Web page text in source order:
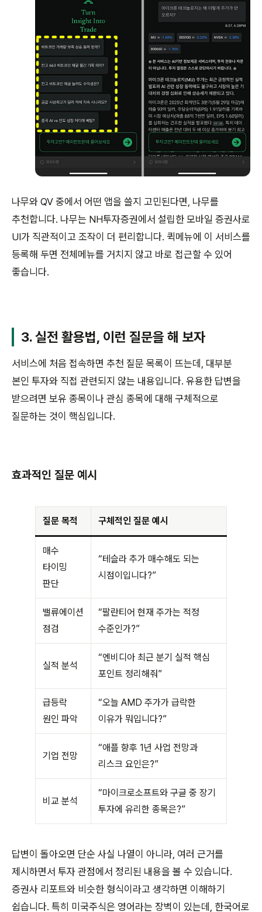
나무와 QV 중에서 어떤 앱을 쓸지 고민된다면, 나무를
추천합니다. 나무는 NH투자증권에서 설립한 모바일 증권사로
UI가 직관적이고 조작이 더 편리합니다. 퀵메뉴에 이 서비스를
등록해 두면 전체메뉴를 거치지 않고 바로 접근할 수 있어
좋습니다.
3. 실전 활용법, 이런 질문을 해 보자
서비스에 처음 접속하면 추천 질문 목록이 뜨는데, 대부분
본인 투자와 직접 관련되지 않는 내용입니다. 유용한 답변을
받으려면 보유 종목이나 관심 종목에 대해 구체적으로
질문하는 것이 핵심입니다.
효과적인 질문 예시
질문 목적 구체적인 질문 예시
매수
타이밍
판단
“테슬라 추가 매수해도 되는
시점이입니다?”
밸류에이션
점검
“팔란티어 현재 주가는 적정
수준인가?”
실적 분석
“엔비디아 최근 분기 실적 핵심
포인트 정리해줘”
급등락
원인 파악
“오늘 AMD 주가가 급락한
이유가 뭐입니다?”
기업 전망
“애플 향후 1년 사업 전망과
리스크 요인은?”
비교 분석
“마이크로소프트와 구글 중 장기
투자에 유리한 종목은?”
답변이 돌아오면 단순 사실 나열이 아니라, 여러 근거를
제시하면서 투자 관점에서 정리된 내용을 볼 수 있습니다.
증권사 리포트와 비슷한 형식이라고 생각하면 이해하기
쉽습니다. 특히 미국주식은 영어라는 장벽이 있는데, 한국어로